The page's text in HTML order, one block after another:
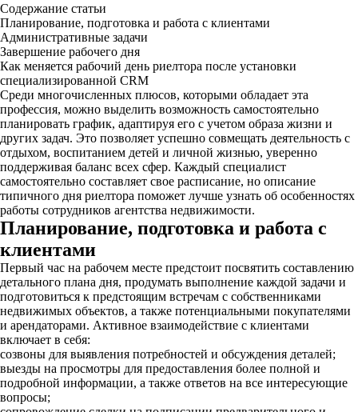
Содержание статьи
Планирование, подготовка и работа с клиентами
Административные задачи
Завершение рабочего дня
Как меняется рабочий день риелтора после установки
специализированной CRM
Среди многочисленных плюсов, которыми обладает эта
профессия, можно выделить возможность самостоятельно
планировать график, адаптируя его с учетом образа жизни и
других задач. Это позволяет успешно совмещать деятельность с
отдыхом, воспитанием детей и личной жизнью, уверенно
поддерживая баланс всех сфер. Каждый специалист
самостоятельно составляет свое расписание, но описание
типичного дня риелтора поможет лучше узнать об особенностях
работы сотрудников агентства недвижимости.
Планирование, подготовка и работа с
клиентами
Первый час на рабочем месте предстоит посвятить составлению
детального плана дня, продумать выполнение каждой задачи и
подготовиться к предстоящим встречам с собственниками
недвижимых объектов, а также потенциальными покупателями
и арендаторами. Активное взаимодействие с клиентами
включает в себя:
созвоны для выявления потребностей и обсуждения деталей;
выезды на просмотры для предоставления более полной и
подробной информации, а также ответов на все интересующие
вопросы;